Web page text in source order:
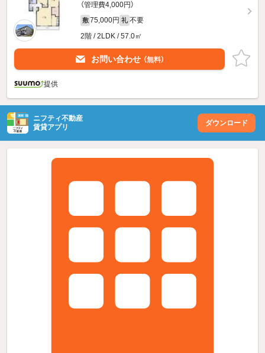
（管理費4,000円）
敷 75,000円 礼 不要
2階 / 2LDK / 57.0㎡
お問い合わせ （無料）
提供
ニフティ不動産
賃貸アプリ
ダウンロード